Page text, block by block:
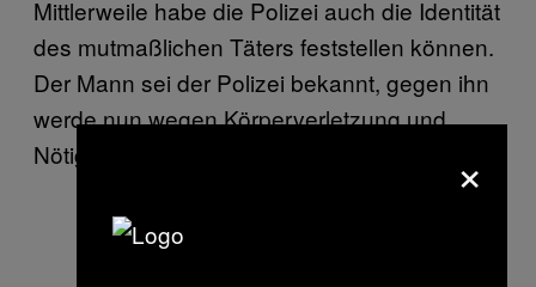
Mittlerweile habe die Polizei auch die Identität
des mutmaßlichen Täters feststellen können.
Der Mann sei der Polizei bekannt, gegen ihn
werde nun wegen Körperverletzung und
Nötigung ermittelt.
×